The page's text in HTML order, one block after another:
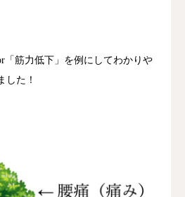
「筋力低下」を例にしてわかりや
した！